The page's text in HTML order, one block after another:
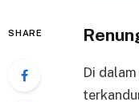
SHARE
Di